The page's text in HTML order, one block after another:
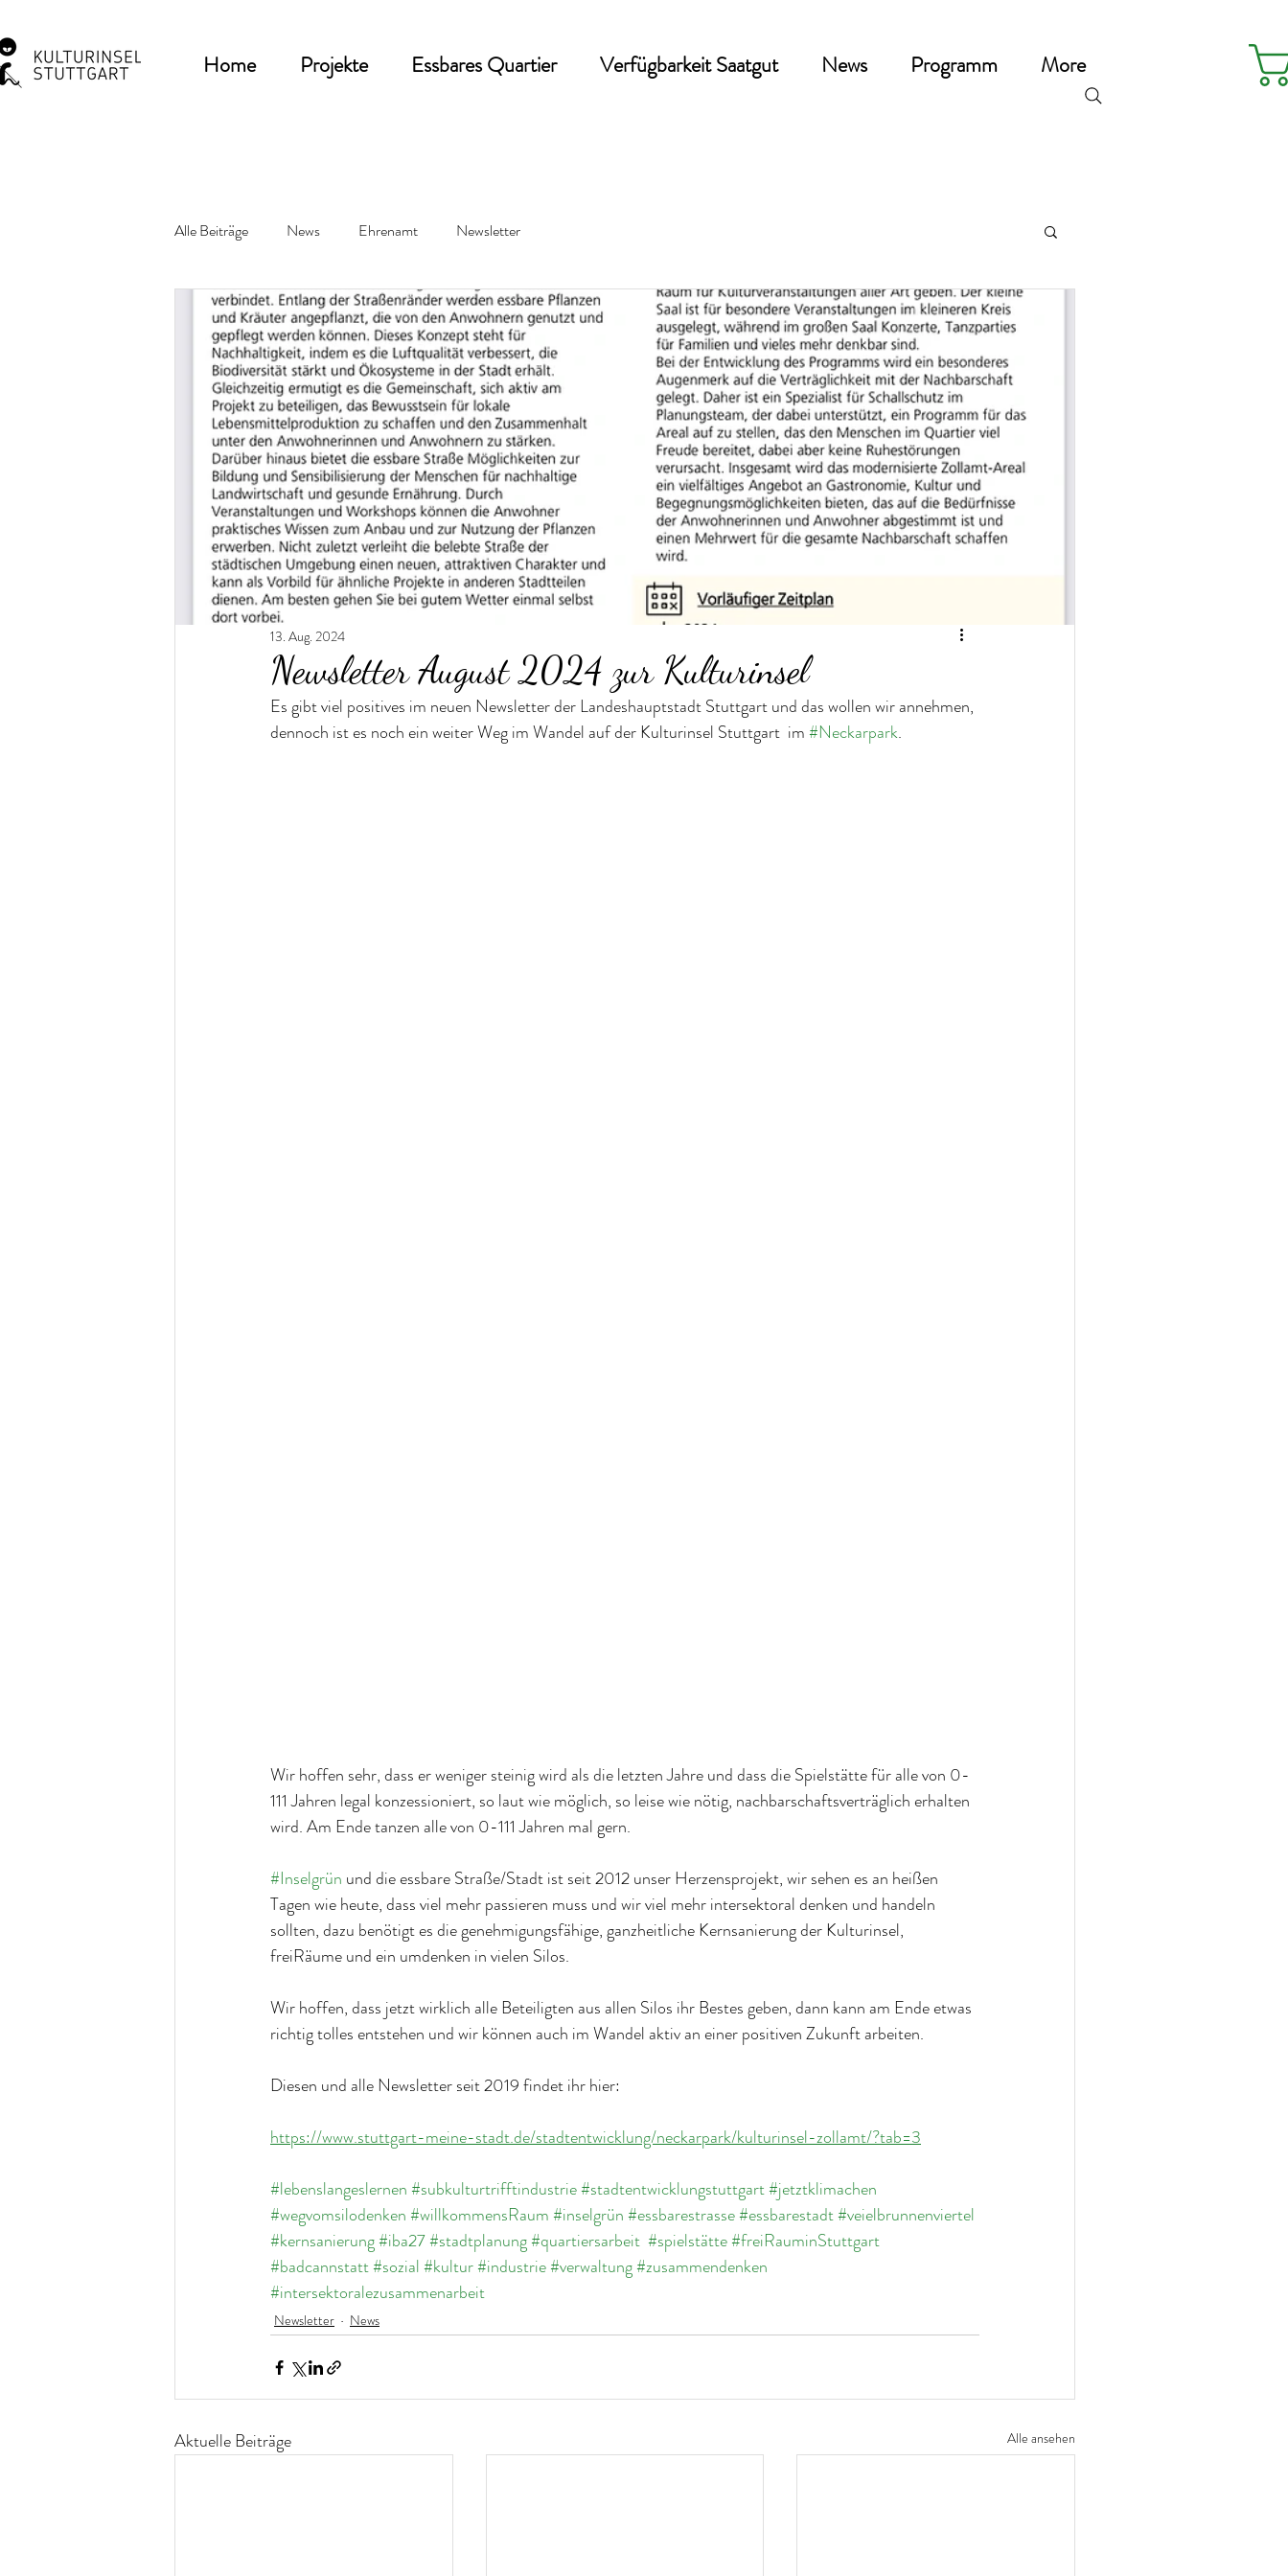
Home Projekte Essbares Quartier Verfügbarkeit Saatgut News Programm More
Alle Beiträge News Ehrenamt Newsletter
Newsletter August 2024 zur Kulturinsel
13. Aug. 2024
Es gibt viel positives im neuen Newsletter der Landeshauptstadt Stuttgart und das wollen wir annehmen,
dennoch ist es noch ein weiter Weg im Wandel auf der Kulturinsel Stuttgart  im #Neckarpark.
Wir hoffen sehr, dass er weniger steinig wird als die letzten Jahre und dass die Spielstätte für alle von 0-
111 Jahren legal konzessioniert, so laut wie möglich, so leise wie nötig, nachbarschaftsverträglich erhalten
wird. Am Ende tanzen alle von 0-111 Jahren mal gern.
#Inselgrün und die essbare Straße/Stadt ist seit 2012 unser Herzensprojekt, wir sehen es an heißen
Tagen wie heute, dass viel mehr passieren muss und wir viel mehr intersektoral denken und handeln
sollten, dazu benötigt es die genehmigungsfähige, ganzheitliche Kernsanierung der Kulturinsel,
freiRäume und ein umdenken in vielen Silos.
Wir hoffen, dass jetzt wirklich alle Beteiligten aus allen Silos ihr Bestes geben, dann kann am Ende etwas
richtig tolles entstehen und wir können auch im Wandel aktiv an einer positiven Zukunft arbeiten.
Diesen und alle Newsletter seit 2019 findet ihr hier:
https://www.stuttgart-meine-stadt.de/stadtentwicklung/neckarpark/kulturinsel-zollamt/?tab=3
#lebenslangeslernen#subkulturtrifftindustrie#stadtentwicklungstuttgart#jetztklimachen
#wegvomsilodenken#willkommensRaum#inselgrün#essbarestrasse#essbarestadt#veielbrunnenviertel
#kernsanierung#iba27#stadtplanung#quartiersarbeit #spielstätte#freiRauminStuttgart
#badcannstatt#sozial#kultur#industrie#verwaltung#zusammendenken
#intersektoralezusammenarbeit
Newsletter News
Aktuelle Beiträge Alle ansehen